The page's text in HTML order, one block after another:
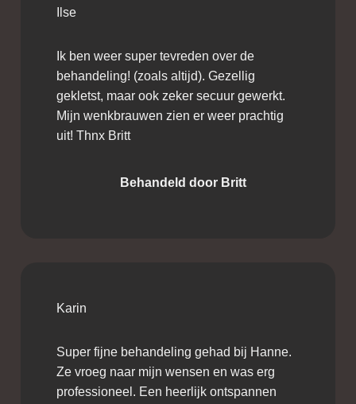
Ilse
Ik ben weer super tevreden over de
behandeling! (zoals altijd). Gezellig
gekletst, maar ook zeker secuur gewerkt.
Mijn wenkbrauwen zien er weer prachtig
uit! Thnx Britt
Behandeld door Britt
Karin
Super fijne behandeling gehad bij Hanne.
Ze vroeg naar mijn wensen en was erg
professioneel. Een heerlijk ontspannen